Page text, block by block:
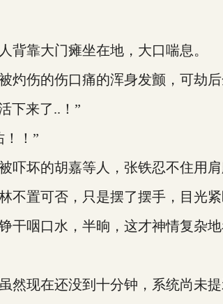
靠大门瘫坐在地，大口喘息。
伤的伤口痛的浑身发颤，可劫后
来了..！”
！”
坏的胡嘉等人，张铁忍不住用肩
置可否，只是摆了摆手，目光紧
咽口水，半晌，这才神情复杂地
现在还没到十分钟，系统尚未提